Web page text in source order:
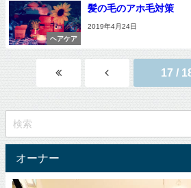
ヘアケア
髪の毛のアホ毛対策
2019年4月24日
17 /
オーナー